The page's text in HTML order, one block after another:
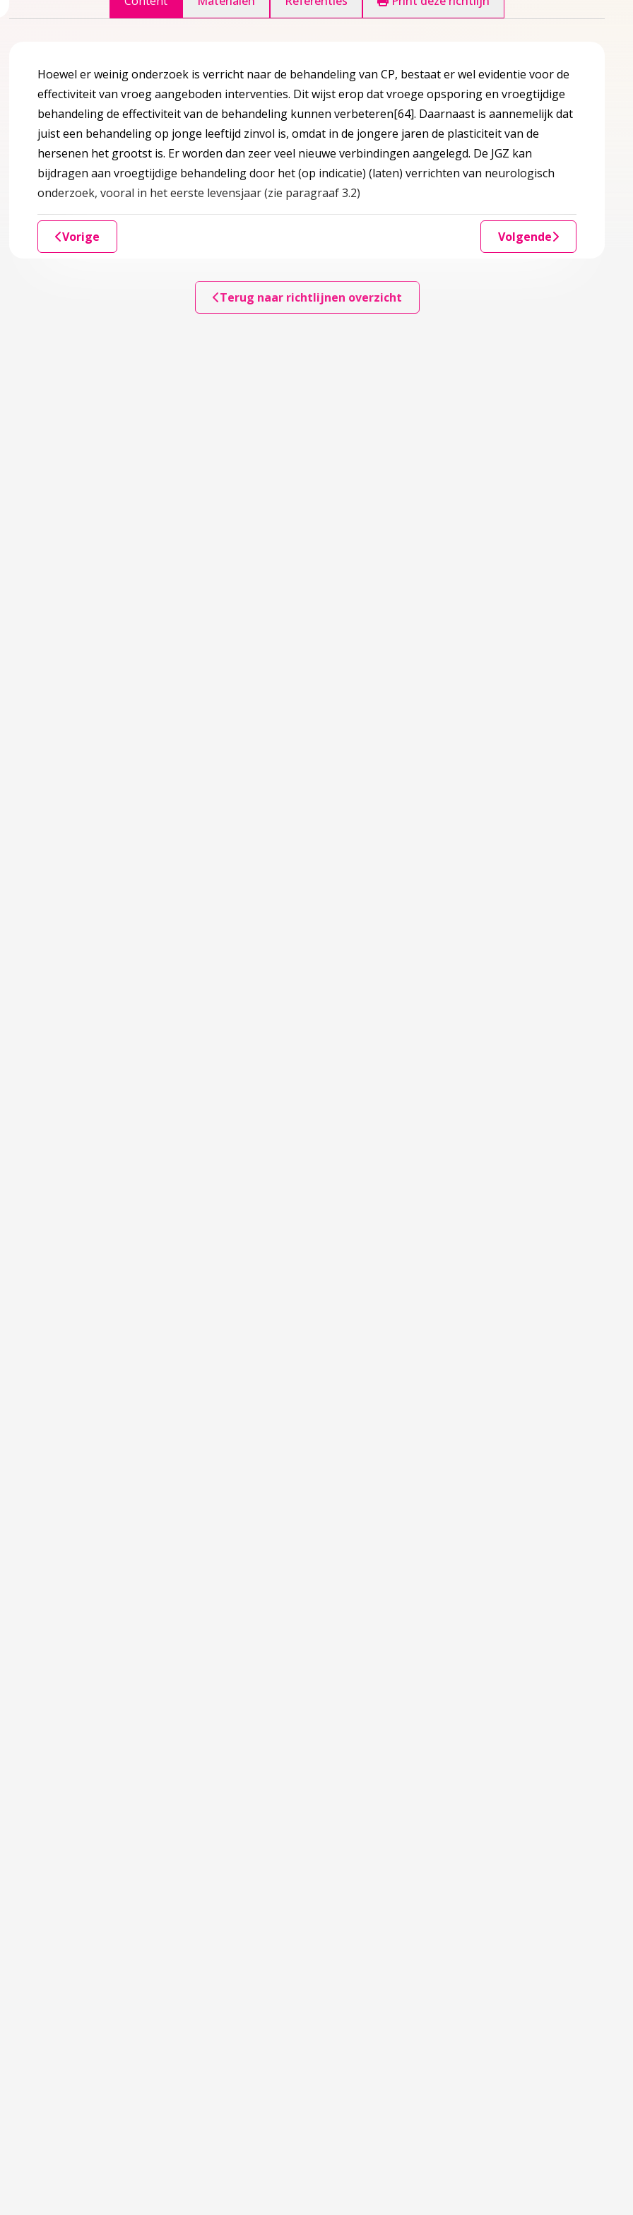
over 1 Inleiding
over 2 Definities en achtergrondinformatie
over 2 Definities en achtergrondinformatie
gerelateerd aan leeftijd
ontwikkeling
van de motoriek
ontwikkeling door de JGZ
ontstaan, prevalentie en consequenties
Disorder
motorische ontwikkeling
gevolg van onvoldoende beweging
ontwikkelingsproblemen en andere ontwikkelingsproblemen
versus complexe ontwikkelingsproblemen
en behandeling
Disorder
of beweegarmoede
factoren
Signaleren en diagnostiek
over 3 Signaleren en diagnostiek
om motorische ontwikkelingsproblemen te signaleren en te volgen binnen de JGZ
in de JGZ
over 4 Preventie
en interventies aan ouders om de motorische ontwikkeling te stimuleren
omgeving van het kind ten behoeve van het stimuleren van de motorische ontwikkeling (universele preventie)
over 7 Verantwoording
en searchstrategieën (was bijlage 6)
over 8 Bijlagen
Theorie
(VWO)
DCD
in het Van Wiechenonderzoek en in de Bayley-III-NL
en Jungner
testen voor de beoordeling van de motorische ontwikkeling van kinderen van 0-18 jaar
Hoewel er weinig onderzoek is verricht naar de behandeling van CP, bestaat er wel evidentie voor de
effectiviteit van vroeg aangeboden interventies. Dit wijst erop dat vroege opsporing en vroegtijdige
behandeling de effectiviteit van de behandeling kunnen verbeteren[64]. Daarnaast is aannemelijk dat
juist een behandeling op jonge leeftijd zinvol is, omdat in de jongere jaren de plasticiteit van de
hersenen het grootst is. Er worden dan zeer veel nieuwe verbindingen aangelegd. De JGZ kan
bijdragen aan vroegtijdige behandeling door het (op indicatie) (laten) verrichten van neurologisch
onderzoek, vooral in het eerste levensjaar (zie paragraaf 3.2)
Vorige Volgende
Terug naar richtlijnen overzicht